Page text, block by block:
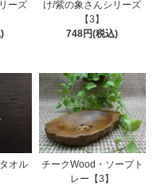
ーズ
け/紫の象さんシリーズ
【3】
748円(税込)
オル
チークWood・ソープト
レー【3】